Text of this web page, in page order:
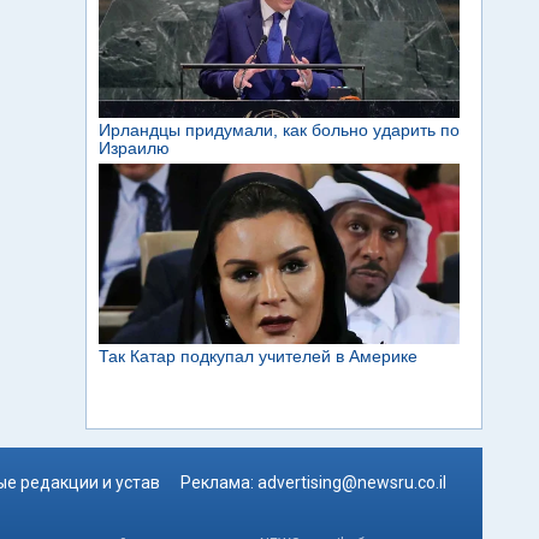
редакции и устав Реклама: advertising@newsru.co.il